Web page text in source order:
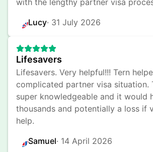
with the lengthy partner visa
Lucy· 31 July 2026
Lifesavers
Lifesavers. Very helpful!!! Tern
complicated partner visa situation.
super knowledgeable and it would
thousands and potentially a loss if
help.
Samuel· 14 April 2026